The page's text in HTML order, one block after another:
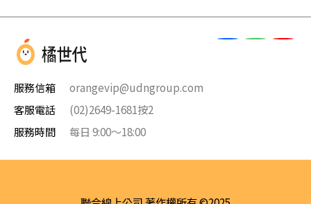
服務信箱
orangevip@udngroup.com
客服電話
(02)2649-1681按2
服務時間
每日 9:00～18:00